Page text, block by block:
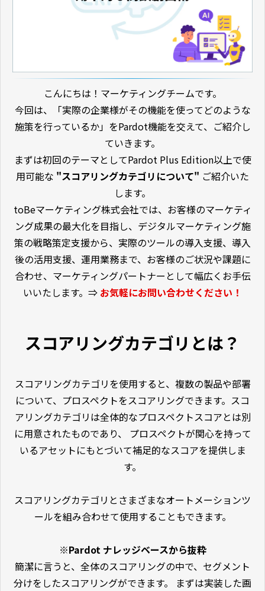
こんにちは！マーケティングチームです。
今回は、「実際の企業様がその機能を使ってどのような
施策を行っているか」をPardot機能を交えて、ご紹介し
ていきます。
まずは初回のテーマとしてPardot Plus Edition以上で使
用可能な "スコアリングカテゴリについて" ご紹介いた
します。
toBeマーケティング株式会社では、お客様のマーケティ
ング成果の最大化を目指し、デジタルマーケティング施
策の戦略策定支援から、実際のツールの導入支援、導入
後の活用支援、運用業務まで、お客様のご状況や課題に
合わせ、マーケティングパートナーとして幅広くお手伝
いいたします。⇒ お気軽にお問い合わせください！
スコアリングカテゴリとは？
スコアリングカテゴリを使用すると、複数の製品や部署
について、プロスペクトをスコアリングできます。スコ
アリングカテゴリは全体的なプロスペクトスコアとは別
に用意されたものであり、 プロスペクトが関心を持って
いるアセットにもとづいて補足的なスコアを提供しま
す。
スコアリングカテゴリとさまざまなオートメーションツ
ールを組み合わせて使用することもできます。
※Pardot ナレッジベースから抜粋
簡潔に言うと、全体のスコアリングの中で、セグメント
分けをしたスコアリングができます。 まずは実装した画